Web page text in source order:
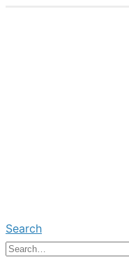
Search